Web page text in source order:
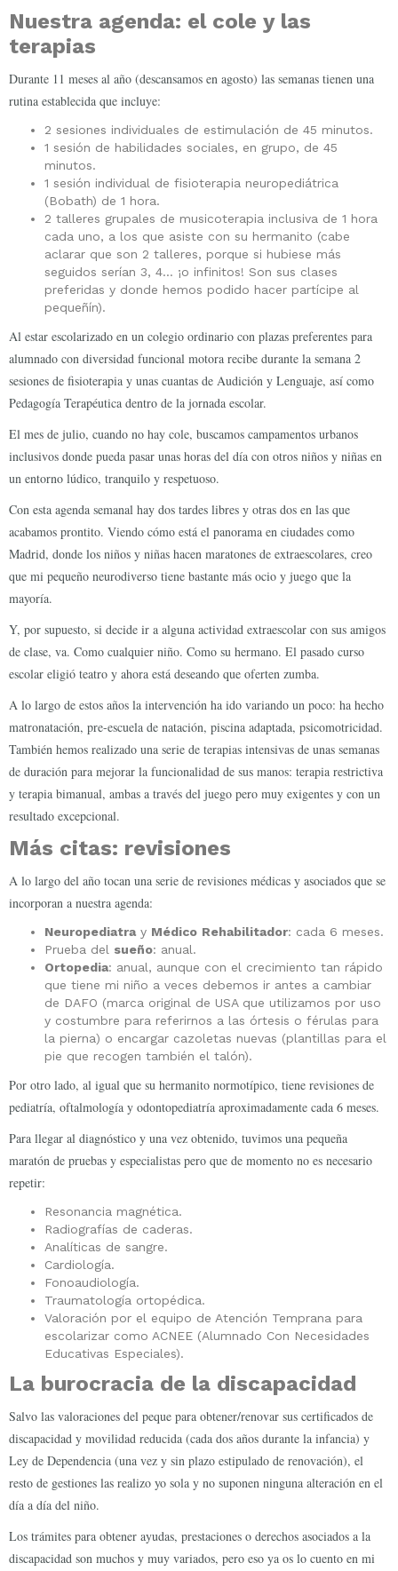
Nuestra agenda: el cole y las
terapias
Durante 11 meses al año (descansamos en agosto) las semanas tienen una
rutina establecida que incluye:
2 sesiones individuales de estimulación de 45 minutos.
1 sesión de habilidades sociales, en grupo, de 45
minutos.
1 sesión individual de fisioterapia neuropediátrica
(Bobath) de 1 hora.
2 talleres grupales de musicoterapia inclusiva de 1 hora
cada uno, a los que asiste con su hermanito (cabe
aclarar que son 2 talleres, porque si hubiese más
seguidos serían 3, 4… ¡o infinitos! Son sus clases
preferidas y donde hemos podido hacer partícipe al
pequeñín).
Al estar escolarizado en un colegio ordinario con plazas preferentes para
alumnado con diversidad funcional motora recibe durante la semana 2
sesiones de fisioterapia y unas cuantas de Audición y Lenguaje, así como
Pedagogía Terapéutica dentro de la jornada escolar.
El mes de julio, cuando no hay cole, buscamos campamentos urbanos
inclusivos donde pueda pasar unas horas del día con otros niños y niñas en
un entorno lúdico, tranquilo y respetuoso.
Con esta agenda semanal hay dos tardes libres y otras dos en las que
acabamos prontito. Viendo cómo está el panorama en ciudades como
Madrid, donde los niños y niñas hacen maratones de extraescolares, creo
que mi pequeño neurodiverso tiene bastante más ocio y juego que la
mayoría.
Y, por supuesto, si decide ir a alguna actividad extraescolar con sus amigos
de clase, va. Como cualquier niño. Como su hermano. El pasado curso
escolar eligió teatro y ahora está deseando que oferten zumba.
A lo largo de estos años la intervención ha ido variando un poco: ha hecho
matronatación, pre-escuela de natación, piscina adaptada, psicomotricidad.
También hemos realizado una serie de terapias intensivas de unas semanas
de duración para mejorar la funcionalidad de sus manos: terapia restrictiva
y terapia bimanual, ambas a través del juego pero muy exigentes y con un
resultado excepcional.
Más citas: revisiones
A lo largo del año tocan una serie de revisiones médicas y asociados que se
incorporan a nuestra agenda:
Neuropediatra y Médico Rehabilitador: cada 6 meses.
Prueba del sueño: anual.
Ortopedia: anual, aunque con el crecimiento tan rápido
que tiene mi niño a veces debemos ir antes a cambiar
de DAFO (marca original de USA que utilizamos por uso
y costumbre para referirnos a las órtesis o férulas para
la pierna) o encargar cazoletas nuevas (plantillas para el
pie que recogen también el talón).
Por otro lado, al igual que su hermanito normotípico, tiene revisiones de
pediatría, oftalmología y odontopediatría aproximadamente cada 6 meses.
Para llegar al diagnóstico y una vez obtenido, tuvimos una pequeña
maratón de pruebas y especialistas pero que de momento no es necesario
repetir:
Resonancia magnética.
Radiografías de caderas.
Analíticas de sangre.
Cardiología.
Fonoaudiología.
Traumatología ortopédica.
Valoración por el equipo de Atención Temprana para
escolarizar como ACNEE (Alumnado Con Necesidades
Educativas Especiales).
La burocracia de la discapacidad
Salvo las valoraciones del peque para obtener/renovar sus certificados de
discapacidad y movilidad reducida (cada dos años durante la infancia) y
Ley de Dependencia (una vez y sin plazo estipulado de renovación), el
resto de gestiones las realizo yo sola y no suponen ninguna alteración en el
día a día del niño.
Los trámites para obtener ayudas, prestaciones o derechos asociados a la
discapacidad son muchos y muy variados, pero eso ya os lo cuento en mi